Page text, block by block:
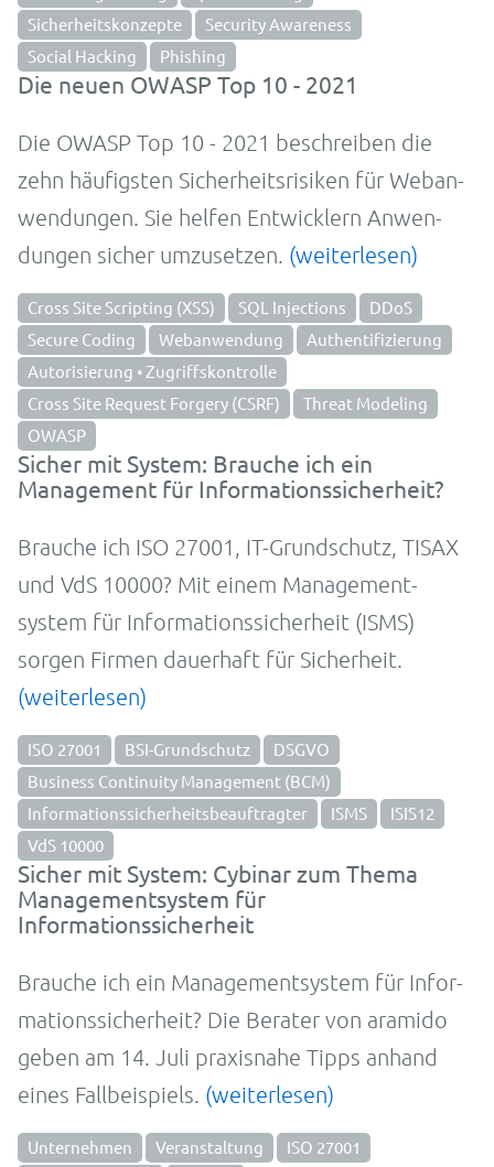
Sicherheitskonzepte
Security Awareness
Social Hacking
Phishing
Die neuen OWASP Top 10 - 2021
Die OWASP Top 10 - 2021 be­schrei­ben die
zehn häu­figs­ten Sicher­heits­risi­ken für Web­an­
wen­dun­gen. Sie helfen Ent­wicklern An­wen­
dun­gen sicher um­zu­setzen. (weiterlesen)
Cross Site Scripting (XSS) SQL Injections
DDoS
Secure Coding
Webanwendung
Authentifizierung
Autorisierung • Zugriffskontrolle
Cross Site Request Forgery (CSRF)
Threat Modeling
OWASP
Sicher mit System: Brauche ich ein
Management für Informationssicherheit?
Brauche ich ISO 27001, IT-­Grund­schutz, TISAX
und VdS 10000? Mit einem Manage­ment­
system für In­for­ma­tions­sicher­heit (ISMS)
sorgen Firmen dauer­haft für Sicher­heit.
(weiterlesen)
ISO 27001 BSI-Grundschutz
DSGVO
Business Continuity Management (BCM)
Informationssicherheitsbeauftragter
ISMS
ISIS12
VdS 10000
Sicher mit System: Cybinar zum Thema
Managementsystem für
Informationssicherheit
Brauche ich ein Manage­ment­sys­tem für In­for­
ma­tions­sicher­heit? Die Be­rater von aramido
ge­ben am 14. Juli praxis­nahe Tip­ps an­hand
eines Fall­bei­spiels. (weiterlesen)
Unternehmen Veranstaltung
ISO 27001